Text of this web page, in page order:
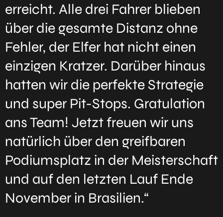
erreicht. Alle drei Fahrer blieben
über die gesamte Distanz ohne
Fehler, der Elfer hat nicht einen
einzigen Kratzer. Darüber hinaus
hatten wir die perfekte Strategie
und super Pit-Stops. Gratulation
ans Team! Jetzt freuen wir uns
natürlich über den greifbaren
Podiumsplatz in der Meisterschaft
und auf den letzten Lauf Ende
November in Brasilien.“